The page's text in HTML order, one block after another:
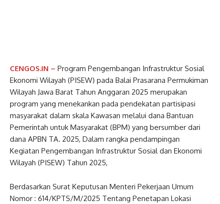
CENGOS.IN – Program Pengembangan Infrastruktur Sosial
Ekonomi Wilayah (PISEW) pada Balai Prasarana Permukiman
Wilayah Jawa Barat Tahun Anggaran 2025 merupakan
program yang menekankan pada pendekatan partisipasi
masyarakat dalam skala Kawasan melalui dana Bantuan
Pemerintah untuk Masyarakat (BPM) yang bersumber dari
dana APBN TA. 2025, Dalam rangka pendampingan
Kegiatan Pengembangan Infrastruktur Sosial dan Ekonomi
Wilayah (PISEW) Tahun 2025,
Berdasarkan Surat Keputusan Menteri Pekerjaan Umum
Nomor : 614/KPTS/M/2025 Tentang Penetapan Lokasi